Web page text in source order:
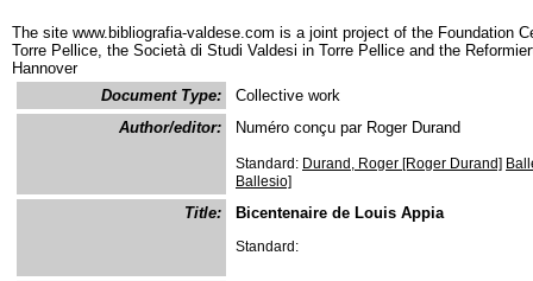
The site www.bibliografia-valdese.com is a joint project of the Foundation
Torre Pellice, the Società di Studi Valdesi in Torre Pellice and the
Hannover
Document Type:
Collective work
Author/editor:
Numéro conçu par Roger Durand
Standard: Durand, Roger [Roger Durand]
Ballesio]
Title: Bicentenaire de Louis Appia
Standard: